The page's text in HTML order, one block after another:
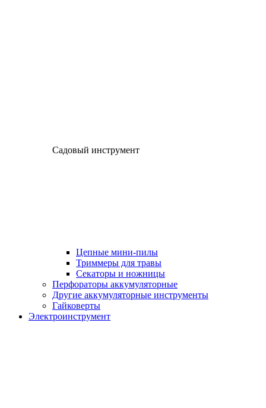
Садовый инструмент
Цепные мини-пилы
Триммеры для травы
Секаторы и ножницы
Перфораторы аккумуляторные
Другие аккумуляторные инструменты
Гайковерты
Электроинструмент